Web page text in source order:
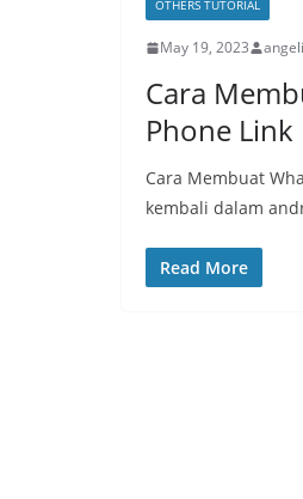
OTHERS TUTORIAL
May 19, 2023
Cara
Phone Link
Cara Membuat
kembali dalam
Read More